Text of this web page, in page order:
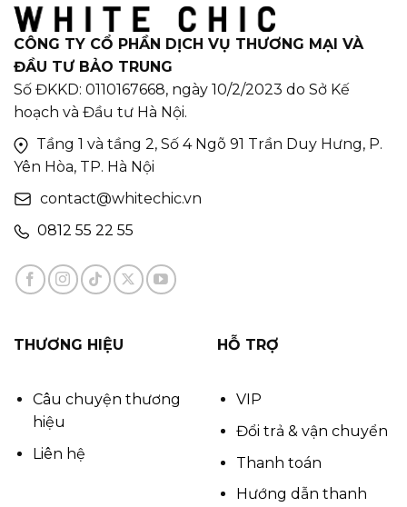
CÔNG TY CỔ PHẦN DỊCH VỤ THƯƠNG MẠI VÀ
ĐẦU TƯ BẢO TRUNG
Số ĐKKD: 0110167668, ngày 10/2/2023 do Sở Kế
hoạch và Đầu tư Hà Nội.
Tầng 1 và tầng 2, Số 4 Ngõ 91 Trần Duy Hưng, P.
Yên Hòa, TP. Hà Nội
contact@whitechic.vn
0812 55 22 55
THƯƠNG HIỆU
Câu chuyện thương
hiệu
Liên hệ
HỖ TRỢ
VIP
Đổi trả & vận chuyển
Thanh toán
Hướng dẫn thanh